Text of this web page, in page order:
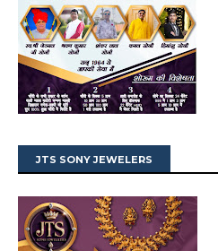
JTS SONY JEWELERS